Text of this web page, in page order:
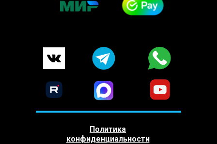
Политика
конфиденциальности